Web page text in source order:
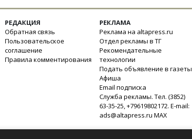
РЕДАКЦИЯ
Обратная связь
Пользовательское
соглашение
Правила комментирования
РЕКЛАМА
Реклама на altapress.ru
Отдел рекламы в ТГ
Рекомендательные
технологии
Подать объявление в газеты
Афиша
Email подписка
Служба рекламы. Тел. (3852)
63-35-25, +79619802172. E-mail:
ads@altapress.ru MAX